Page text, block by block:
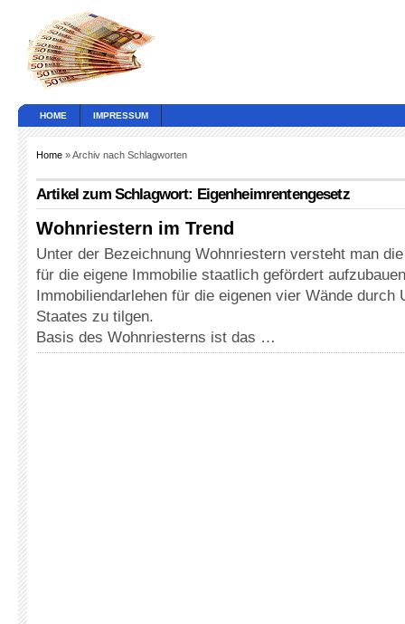
HOME IMPRESSUM
Home » Archiv nach Schlagworten
Artikel zum Schlagwort: Eigenheimrentengesetz
Wohnriestern im Trend
Unter der Bezeichnung Wohnriestern versteht man
für die eigene Immobilie staatlich gefördert
Immobiliendarlehen für die eigenen vier Wände durch
Staates zu tilgen.
Basis des Wohnriesterns ist das …